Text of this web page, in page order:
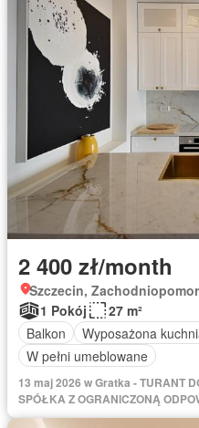
2 400 zł/month
Szczecin,
1 Pokój
27 m²
Balkon
Wyposażona
W pełni umeblowane
13 maj 2026 w Gratka - TURANT
SPÓŁKA Z OGRANICZONĄ